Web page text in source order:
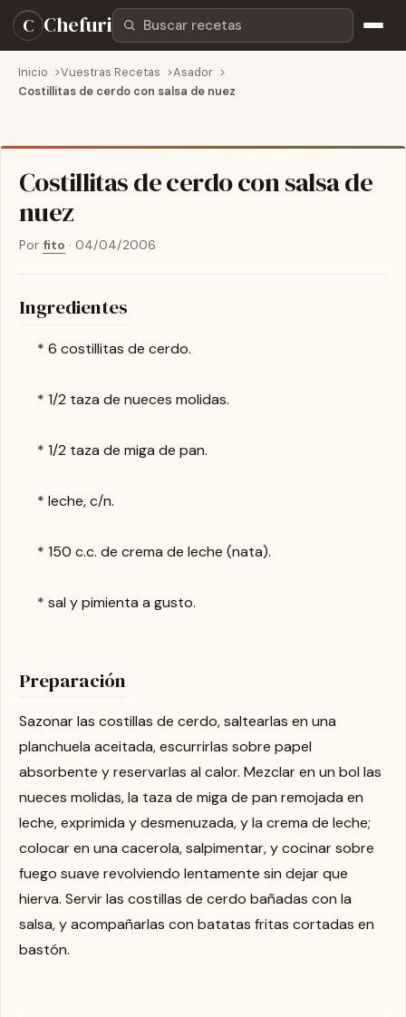
C ChefuriBuscar recetas
Inicio Vuestras Recetas
Asador
Costillitas de cerdo con salsa de nuez
Costillitas de cerdo con salsa de
nuez
Por fito · 04/04/2006
Ingredientes
* 6 costillitas de cerdo.
* 1/2 taza de nueces molidas.
* 1/2 taza de miga de pan.
* leche, c/n.
* 150 c.c. de crema de leche (nata).
* sal y pimienta a gusto.
Preparación
Sazonar las costillas de cerdo, saltearlas en una
planchuela aceitada, escurrirlas sobre papel
absorbente y reservarlas al calor. Mezclar en un bol las
nueces molidas, la taza de miga de pan remojada en
leche, exprimida y desmenuzada, y la crema de leche;
colocar en una cacerola, salpimentar, y cocinar sobre
fuego suave revolviendo lentamente sin dejar que
hierva. Servir las costillas de cerdo bañadas con la
salsa, y acompañarlas con batatas fritas cortadas en
bastón.